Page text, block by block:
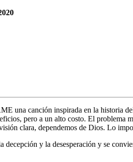
una canción inspirada en la historia
pero a un alto costo. El problema
clara, dependemos de Dios. Lo
decepción y la desesperación y se